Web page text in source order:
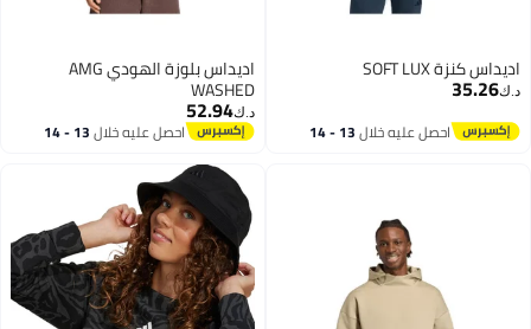
اديداس كنزة SOFT LUX
د.ك‏35.26
احصل عليه خلال 13 - 14
اديداس بلوزة الهودي AMG
WASHED
د.ك‏52.94
احصل عليه خلال 13 - 14